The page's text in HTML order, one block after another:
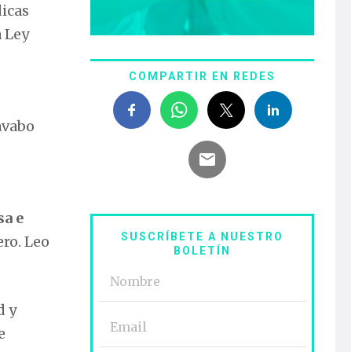
Ley
e
Leo
y
COMPARTIR EN REDES
SUSCRÍBETE A NUESTRO
BOLETÍN